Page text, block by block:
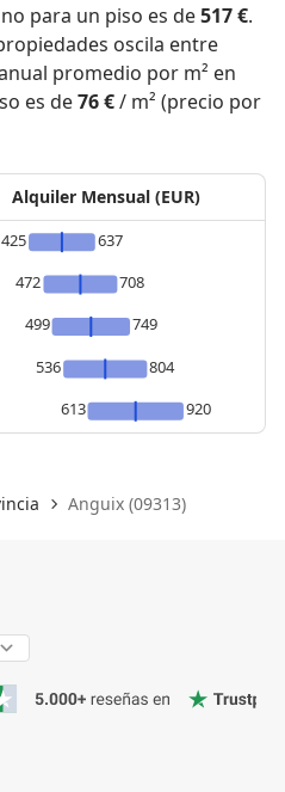
para un piso es de517 €.
oscila entre
promedio por m² en
es de76 €/ m² (precio por
Alquiler Mensual (EUR)
425
637
472
708
499
749
536
804
613
920
Anguix (09313)